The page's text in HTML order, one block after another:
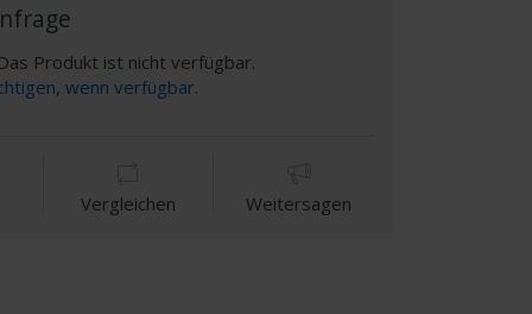
Produkt ist nicht verfügbar.
wenn verfügbar.
Vergleichen Weitersagen